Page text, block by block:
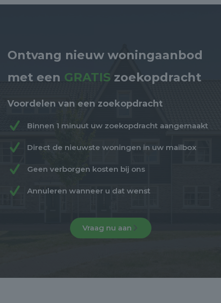
Ontvang nieuw woningaanbod
met een GRATIS zoekopdracht
Voordelen van een zoekopdracht
Binnen 1 minuut uw zoekopdracht aangemaakt
Direct de nieuwste woningen in uw mailbox
Geen verborgen kosten bij ons
Annuleren wanneer u dat wenst
Vraag nu aan